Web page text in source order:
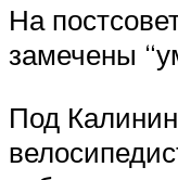
На
замечены
Под